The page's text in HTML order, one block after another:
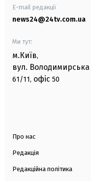
E-mail редакції
news24@24tv.com.ua
Ми тут:
м.Київ,
вул. Володимирська
61/11, офіс 50
Про нас
Редакція
Редакційна політика